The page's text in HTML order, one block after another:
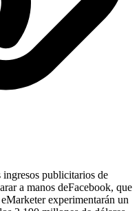
publicitarios de
a manos deFacebook, que
experimentarán un